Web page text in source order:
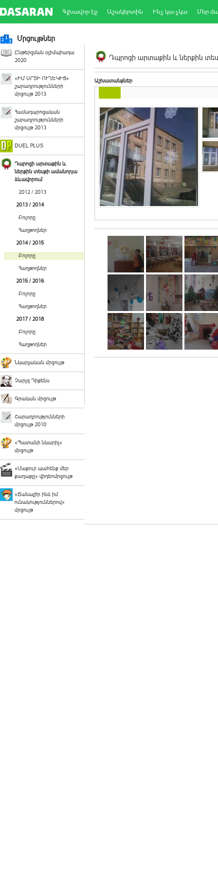
Գլխավոր էջ Աշակերտին Ինչ կա-չկա Մեր
Մրցույթներ
Ընթերցման օլիմպիադա
2020
«ԻՄ ՍՐՏԻ ՈՒՂԵԿԻՑ»
շարադրությունների
մրցույթ 2013
Համադպրոցական
շարադրությունների
մրցույթ 2013
DUEL PLUS
Դպրոցի արտաքին և
ներքին տեսքի ամանորյա
ձևավորում
2012 / 2013
2013 / 2014
Բոլորը
Հաղթողներ
2014 / 2015
Բոլորը
Հաղթողներ
2015 / 2016
Բոլորը
Հաղթողներ
2017 / 2018
Բոլորը
Հաղթողներ
Նկարչական մրցույթ
Չարլզ Դիքենս
Գրական մրցույթ
Շարադրությունների
մրցույթ 2010
«Պատանի նկարիչ»
մրցույթ
«Մաքուր պահենք մեր
քաղաքը» վիդեոմրցույթ
«Ճանաչի՛ր ինձ իմ
ունակություններով»
մրցույթ
Դպրոցի արտաքին և ներքին
Աշխատանքներ